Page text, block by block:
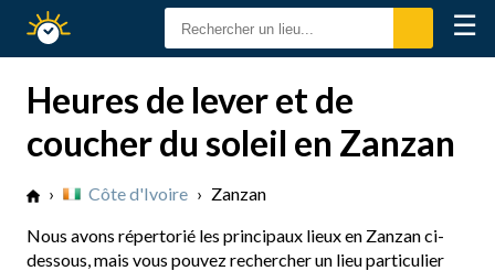
Calendrier
Solaire
☰
Heures de lever et de
coucher du soleil en Zanzan
› Côte d'Ivoire › Zanzan
Nous avons répertorié les principaux lieux en Zanzan ci-
dessous, mais vous pouvez rechercher un lieu particulier